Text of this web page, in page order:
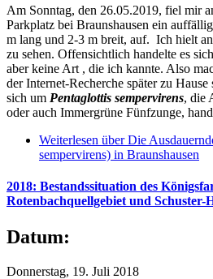
Am Sonntag, den 26.05.2019, fiel mir
Parkplatz bei Braunshausen ein
m lang und 2-3 m breit, auf. Ich hielt
zu sehen. Offensichtlich handelte es
aber keine Art , die ich kannte. Also
der Internet-Recherche später zu Hause
sich um Pentaglottis sempervirens, die
oder auch Immergrüne Fünfzunge,
Weiterlesen über Die
sempervirens) in Braunshausen
2018: Bestandssituation des
Rotenbachquellgebiet und Schuster-
Datum:
Donnerstag, 19. Juli 2018